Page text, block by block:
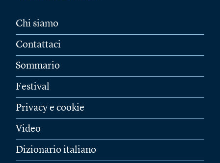
Chi siamo
Contattaci
Sommario
Festival
Privacy e cookie
Video
Dizionario italiano